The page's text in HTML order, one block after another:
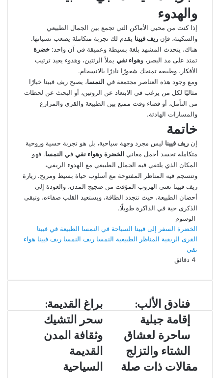
والهدوء
إذا كنت من محبي الأماكن التي تجمع بين الجمال الطبيعي
والسكينة، فإن ريف فيينا يقدم لك تجربة متكاملة يصعب نسيانها.
هناك، يتحدث المشهد بلغة بسيطة وعميقة في آن واحد: خضرة
تمتد على مد البصر، وهواء نقي يملأ الرئتين، وهدوء يعيد ترتيب
الأفكار، وطبيعة تمنحك شعورًا نادرًا بالانسجام.
ومع وجود هذه العناصر مجتمعة في النمسا، يصبح ريف فيينا خيارًا
مثاليًا لكل من يرغب في الابتعاد عن الروتين، أو البحث عن لحظات
من التأمل، أو قضاء وقت ممتع بين الطبيعة والقرى والمزارع
والمسارات الهادئة.
خاتمة
إن ريف فيينا ليس مجرد وجهة سياحية، بل هو تجربة حسية وروحية
متكاملة تجسد أجمل معاني الخضرة وهواء نقي في النمسا. فهو
المكان الذي يلتقي فيه الجمال الطبيعي مع الهدوء الريفي،
وتنسجم فيه المناظر المفتوحة مع أسلوب حياة بسيط ومريح. زيارة
ريف فيينا تعني الهروب المؤقت من ضجيج المدن، والعودة إلى
أحضان الطبيعة، حيث تتجدد الطاقة، ويستعيد القلب صفاءه، وتبقى
الذكرى حية في الذاكرة طويلًا.
الوسوم
الخضرة السفر إلى فيينا السياحة في النمسا الطبيعة في فيينا
القرى الريفية المناظر الطبيعية النمسا ريف النمسا ريف فيينا هواء
نقي
براغ
القديمة:
سحر
التشيك
وثقافة
المدن
القديمة
السياحية
براغ القديمة:
سحر التشيك
وثقافة المدن
القديمة
السياحية
فنادق
الألب:
إقامة
جبلية
ساحرة
لعشاق
الشتاء
والتزلج
فنادق الألب:
إقامة جبلية
ساحرة لعشاق
الشتاء والتزلج
مقالات ذات صلة